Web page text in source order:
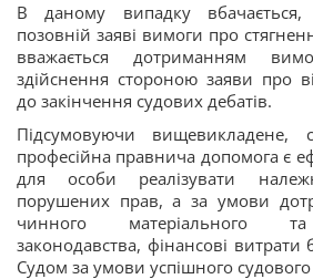
В даному випадку
позовній заяві вимоги про
вважається дотриманням
здійснення стороною заяви про
до закінчення судових дебатів.
Підсумовуючи вищевикладене,
професійна правнича допомога є
для особи реалізувати
порушених прав, а за умови
чинного матеріального та
законодавства, фінансові витрати
Судом за умови успішного